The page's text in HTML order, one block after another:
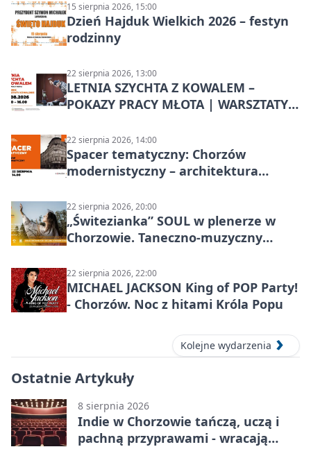
15 sierpnia 2026, 15:00
Dzień Hajduk Wielkich 2026 – festyn
rodzinny
22 sierpnia 2026, 13:00
LETNIA SZYCHTA Z KOWALEM –
POKAZY PRACY MŁOTA | WARSZTATY
22 sierpnia 2026, 14:00
Spacer tematyczny: Chorzów
modernistyczny – architektura
22 sierpnia 2026, 20:00
„Świtezianka” SOUL w plenerze w
Chorzowie. Taneczno-muzyczny
22 sierpnia 2026, 22:00
MICHAEL JACKSON King of POP Party!
- Chorzów. Noc z hitami Króla Popu
Kolejne wydarzenia
Ostatnie Artykuły
8 sierpnia 2026
Indie w Chorzowie tańczą, uczą i
pachną przyprawami - wracają